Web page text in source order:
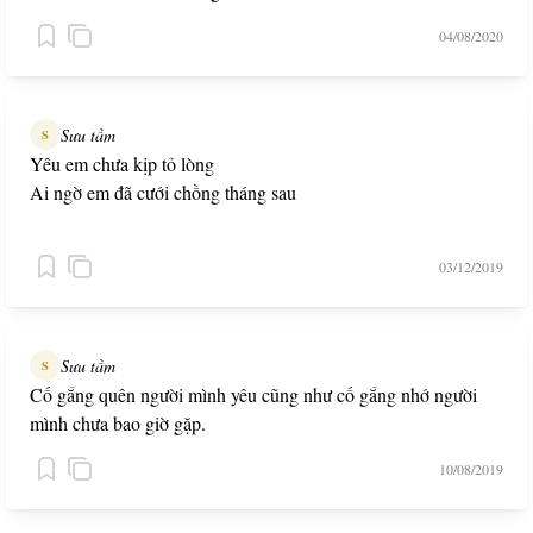
04/08/2020
S Sưu tầm
Yêu em chưa kịp tỏ lòng
Ai ngờ em đã cưới chồng tháng sau
03/12/2019
S Sưu tầm
Cố gắng quên người mình yêu cũng như cố gắng nhớ người
mình chưa bao giờ gặp.
10/08/2019